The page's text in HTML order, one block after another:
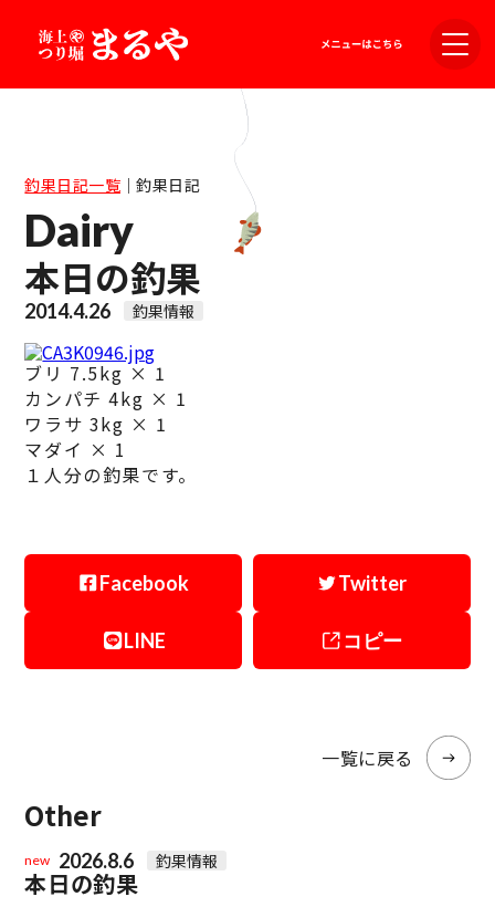
釣果日記一覧｜釣果日記
Dairy
本日の釣果
2014.4.26 釣果情報
ブリ 7.5kg × 1
カンパチ 4kg × 1
ワラサ 3kg × 1
マダイ × 1
１人分の釣果です。
Facebook Twitter
LINE コピー
一覧に戻る
Other
new 2026.8.6 釣果情報
本日の釣果